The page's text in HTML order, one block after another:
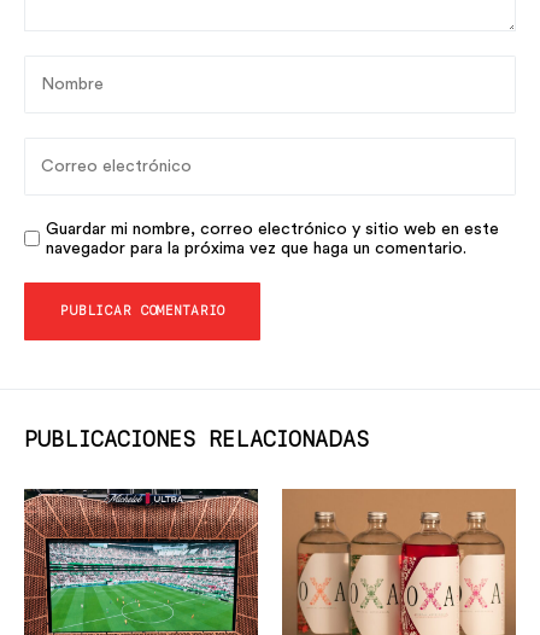
Guardar mi nombre, correo electrónico y sitio web en este
navegador para la próxima vez que haga un comentario.
PUBLICACIONES RELACIONADAS